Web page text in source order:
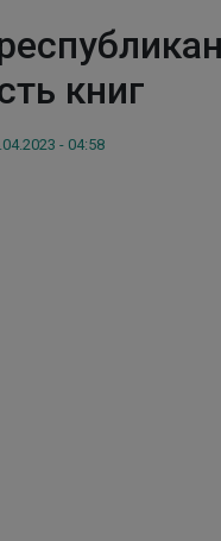
книг
- 04:58